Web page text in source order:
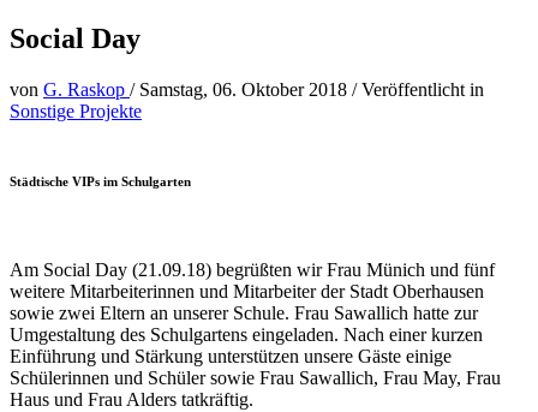
Social Day
von G. Raskop / Samstag, 06. Oktober 2018 /Veröffentlicht in
Sonstige Projekte
Städtische VIPs im Schulgarten
Am Social Day (21.09.18) begrüßten wir Frau Münich und fünf
weitere Mitarbeiterinnen und Mitarbeiter der Stadt Oberhausen
sowie zwei Eltern an unserer Schule. Frau Sawallich hatte zur
Umgestaltung des Schulgartens eingeladen. Nach einer kurzen
Einführung und Stärkung unterstützen unsere Gäste einige
Schülerinnen und Schüler sowie Frau Sawallich, Frau May, Frau
Haus und Frau Alders tatkräftig.